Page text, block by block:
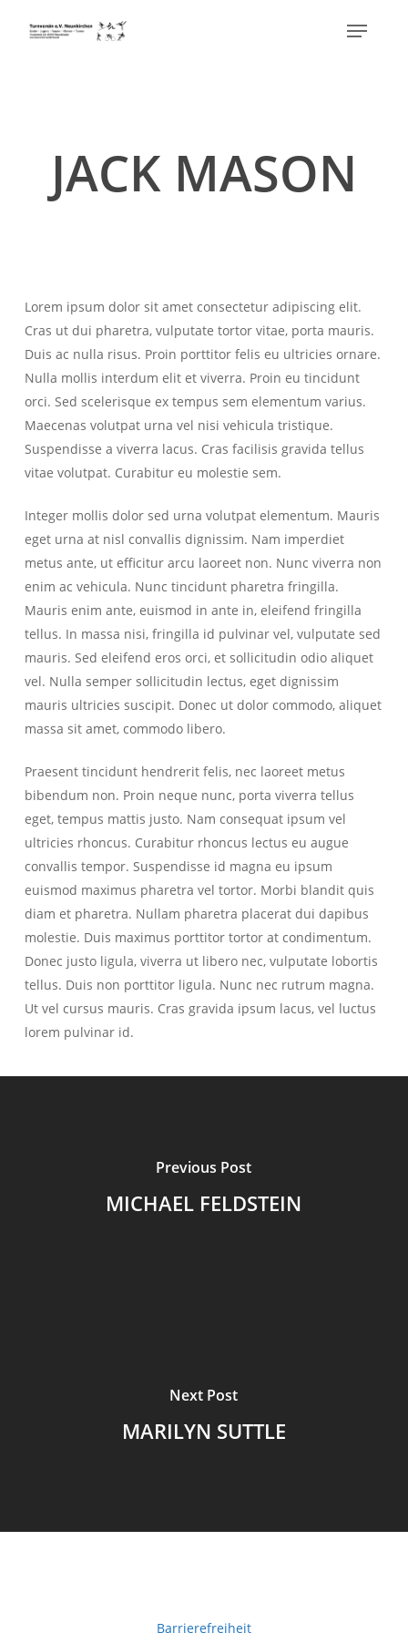
Menu
JACK MASON
Lorem ipsum dolor sit amet consectetur adipiscing elit.
Cras ut dui pharetra, vulputate tortor vitae, porta mauris.
Duis ac nulla risus. Proin porttitor felis eu ultricies ornare.
Nulla mollis interdum elit et viverra. Proin eu tincidunt
orci. Sed scelerisque ex tempus sem elementum varius.
Maecenas volutpat urna vel nisi vehicula tristique.
Suspendisse a viverra lacus. Cras facilisis gravida tellus
vitae volutpat. Curabitur eu molestie sem.
Integer mollis dolor sed urna volutpat elementum. Mauris
eget urna at nisl convallis dignissim. Nam imperdiet
metus ante, ut efficitur arcu laoreet non. Nunc viverra non
enim ac vehicula. Nunc tincidunt pharetra fringilla.
Mauris enim ante, euismod in ante in, eleifend fringilla
tellus. In massa nisi, fringilla id pulvinar vel, vulputate sed
mauris. Sed eleifend eros orci, et sollicitudin odio aliquet
vel. Nulla semper sollicitudin lectus, eget dignissim
mauris ultricies suscipit. Donec ut dolor commodo, aliquet
massa sit amet, commodo libero.
Praesent tincidunt hendrerit felis, nec laoreet metus
bibendum non. Proin neque nunc, porta viverra tellus
eget, tempus mattis justo. Nam consequat ipsum vel
ultricies rhoncus. Curabitur rhoncus lectus eu augue
convallis tempor. Suspendisse id magna eu ipsum
euismod maximus pharetra vel tortor. Morbi blandit quis
diam et pharetra. Nullam pharetra placerat dui dapibus
molestie. Duis maximus porttitor tortor at condimentum.
Donec justo ligula, viverra ut libero nec, vulputate lobortis
tellus. Duis non porttitor ligula. Nunc nec rutrum magna.
Ut vel cursus mauris. Cras gravida ipsum lacus, vel luctus
lorem pulvinar id.
Previous Post
MICHAEL FELDSTEIN
Next Post
MARILYN SUTTLE
Barrierefreiheit